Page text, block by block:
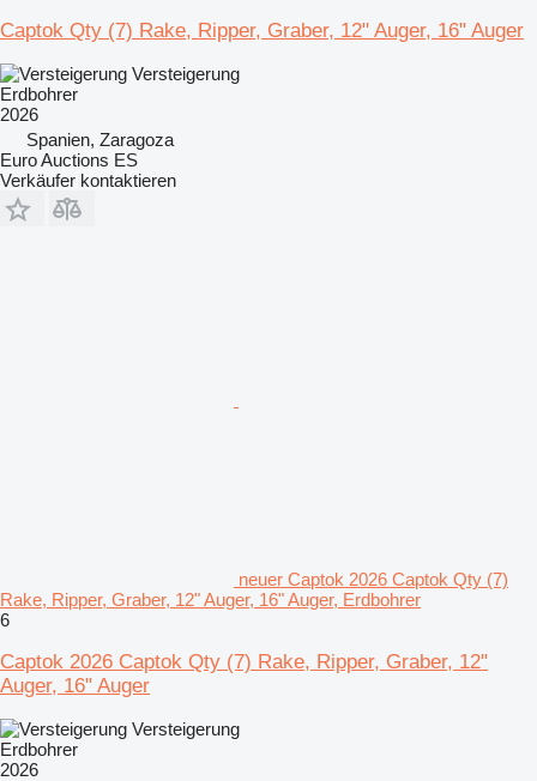
Captok Qty (7) Rake, Ripper, Graber, 12" Auger, 16" Auger
Versteigerung
Erdbohrer
2026
Spanien, Zaragoza
Euro Auctions ES
Verkäufer kontaktieren
neuer Captok 2026 Captok Qty (7)
Rake, Ripper, Graber, 12" Auger, 16" Auger, Erdbohrer
6
Captok 2026 Captok Qty (7) Rake, Ripper, Graber, 12"
Auger, 16" Auger
Versteigerung
Erdbohrer
2026